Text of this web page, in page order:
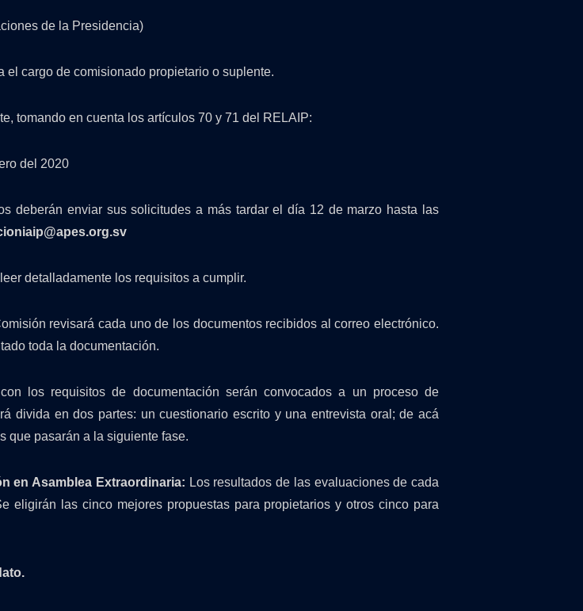
de la Presidencia)
el cargo de comisionado propietario o suplente.
tomando en cuenta los artículos 70 y 71 del RELAIP:
del 2020
deberán enviar sus solicitudes a más tardar el día 12 de marzo hasta las
detalladamente los requisitos a cumplir.
revisará cada uno de los documentos recibidos al correo electrónico.
toda la documentación.
los requisitos de documentación serán convocados a un proceso de
divida en dos partes: un cuestionario escrito y una entrevista oral; de acá
que pasarán a la siguiente fase.
en Asamblea Extraordinaria: Los resultados de las evaluaciones de cada
eligirán las cinco mejores propuestas para propietarios y otros cinco para